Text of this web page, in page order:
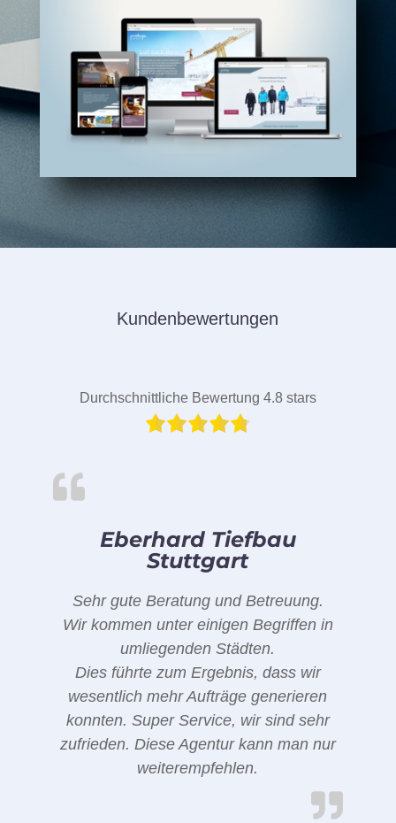
Kundenbewertungen
Durchschnittliche Bewertung 4.8 stars
Eberhard Tiefbau
Stuttgart
Sehr gute Beratung und Betreuung.
Wir kommen unter einigen Begriffen in
umliegenden Städten.
Dies führte zum Ergebnis, dass wir
wesentlich mehr Aufträge generieren
konnten. Super Service, wir sind sehr
zufrieden. Diese Agentur kann man nur
weiterempfehlen.